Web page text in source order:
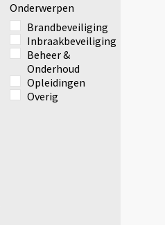
Onderwerpen
Brandbeveiliging
Inbraakbeveiliging
Beheer &
Onderhoud
Opleidingen
Overig